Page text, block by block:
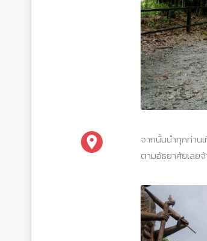
จากนั้นนำทุกท่า
ตามอัธยาศัยเลยจ้